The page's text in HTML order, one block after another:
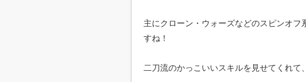
主にクローン・ウォーズなどのスピンオ
すね！
二刀流のかっこいいスキルを見せてくれて